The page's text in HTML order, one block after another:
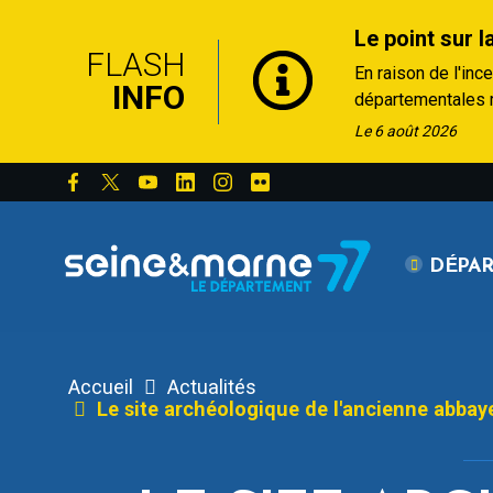
FLASH
INFO
Le point sur
En raison de
départementales
• RD 301 :
d'agglomération
Depuis le 20
croix de Souvray
Le 6 août 2026
Accueil
Actualités
Le site archéologique de l'ancienne